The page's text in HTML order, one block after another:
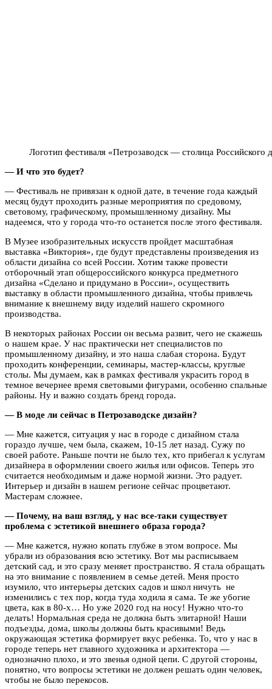
Логотип фестиваля «Петрозаводск — столица Российского
— И что это будет?
— Фестиваль не привязан к одной дате, в течение года каждый
месяц будут проходить разные мероприятия по средовому,
световому, графическому, промышленному дизайну. Мы
надеемся, что у города что-то останется после этого фестиваля.
В Музее изобразительных искусств пройдет масштабная
выставка «Виктория», где будут представлены произведения из
области дизайна со всей России. Хотим также провести
отборочный этап общероссийского конкурса предметного
дизайна «Сделано и придумано в России», осуществить
выставку в области промышленного дизайна, чтобы привлечь
внимание к внешнему виду изделий нашего скромного
производства.
В некоторых районах России он весьма развит, чего не скажешь
о нашем крае. У нас практически нет специалистов по
промышленному дизайну, и это наша слабая сторона. Будут
проходить конференции, семинары, мастер-классы, круглые
столы. Мы думаем, как в рамках фестиваля украсить город в
темное вечернее время световыми фигурами, особенно спальные
районы. Ну и важно создать бренд города.
— В моде ли сейчас в Петрозаводске дизайн?
— Мне кажется, ситуация у нас в городе с дизайном стала
гораздо лучше, чем была, скажем, 10-15 лет назад. Сужу по
своей работе. Раньше почти не было тех, кто прибегал к услугам
дизайнера в оформлении своего жилья или офисов. Теперь это
считается необходимым и даже нормой жизни. Это радует.
Интерьер и дизайн в нашем регионе сейчас процветают.
Мастерам сложнее.
— Почему, на ваш взгляд, у нас все-таки существует
проблема с эстетикой внешнего образа города?
— Мне кажется, нужно копать глубже в этом вопросе. Мы
убрали из образования всю эстетику. Вот мы расписываем
детский сад, и это сразу меняет пространство. Я стала обращать
на это внимание с появлением в семье детей. Меня просто
изумило, что интерьеры детских садов и школ ничуть не
изменились с тех пор, когда туда ходила я сама. Те же убогие
цвета, как в 80-х… Но уже 2020 год на носу! Нужно что-то
делать! Нормальная среда не должна быть элитарной! Наши
подъезды, дома, школы должны быть красивыми! Ведь
окружающая эстетика формирует вкус ребенка. То, что у нас в
городе теперь нет главного художника и архитектора —
однозначно плохо, и это звенья одной цепи. С другой стороны,
понятно, что вопросы эстетики не должен решать один человек,
чтобы не было перекосов.